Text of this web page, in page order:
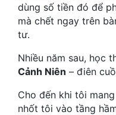
Gia Đấu
Góc Nhìn Nam
Góc Nhìn Nữ
Huyền Nghi
dùng số tiền đó để
mà chết ngay trên
tư.
Nhiều năm sau, học
Cảnh Niên – điên
Cho đến khi tôi
nhốt tôi vào tầng